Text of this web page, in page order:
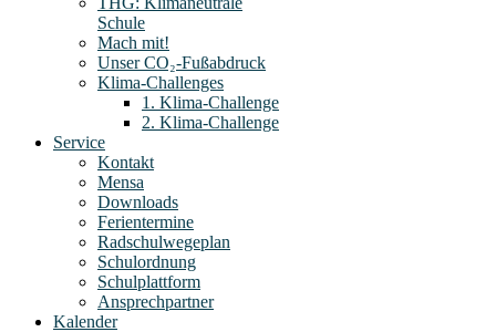
Schule
Mach mit!
Unser CO₂-Fußabdruck
Klima-Challenges
1. Klima-Challenge
2. Klima-Challenge
Service
Kontakt
Mensa
Downloads
Ferientermine
Radschulwegeplan
Schulordnung
Schulplattform
Ansprechpartner
Kalender